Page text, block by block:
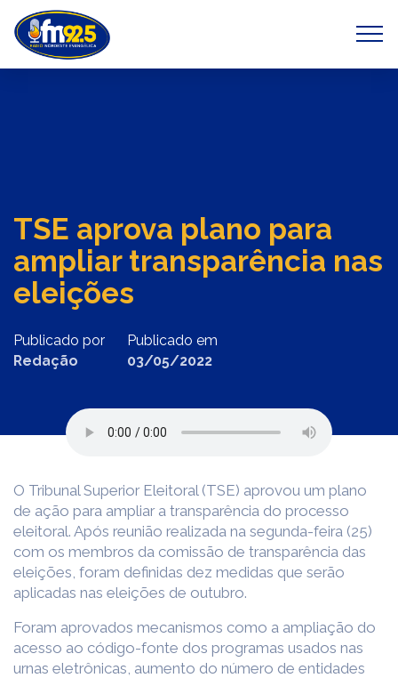
Previous Next
TSE aprova plano para
ampliar transparência nas
eleições
Publicado por
Redação
Publicado em
03/05/2022
O Tribunal Superior Eleitoral (TSE) aprovou um plano
de ação para ampliar a transparência do processo
eleitoral. Após reunião realizada na segunda-feira (25)
com os membros da comissão de transparência das
eleições, foram definidas dez medidas que serão
aplicadas nas eleições de outubro.
Foram aprovados mecanismos como a ampliação do
acesso ao código-fonte dos programas usados nas
urnas eletrônicas, aumento do número de entidades